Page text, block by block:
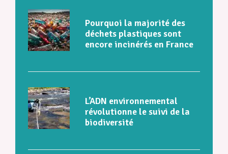
Pourquoi la majorité des
déchets plastiques sont
encore incinérés en France
L’ADN environnemental
révolutionne le suivi de la
biodiversité